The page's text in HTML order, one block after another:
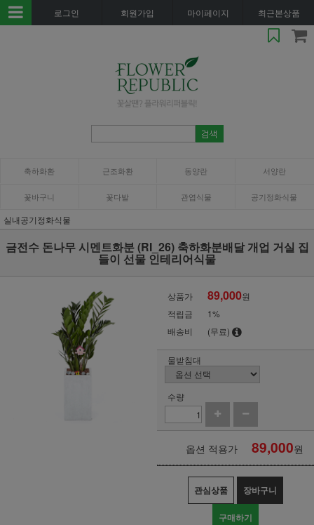
로그인 회원가입 마이페이지 최근본상품
축하화환 근조화환 동양란 서양란
꽃바구니 꽃다발 관엽식물 공기정화식물
실내공기정화식물
금전수 돈나무 시멘트화분 (RI_26) 축하화분배달 개업 거실 집
들이 선물 인테리어식물
상품가 89,000원
적립금
1%
배송비
(무료)
물받침대
수량
옵션 적용가 89,000원
관심상품 장바구니
구매하기